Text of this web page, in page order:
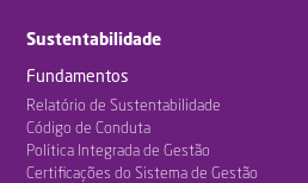
Sustentabilidade
Fundamentos
Relatório de Sustentabilidade
Código de Conduta
Política Integrada de Gestão
Certificações do Sistema de Gestão